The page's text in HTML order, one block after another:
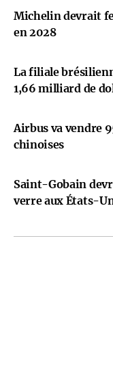
Michelin devrait
en 2028
La filiale
1,66 milliard de
Airbus va vendre
chinoises
Saint-Gobain
verre aux États-